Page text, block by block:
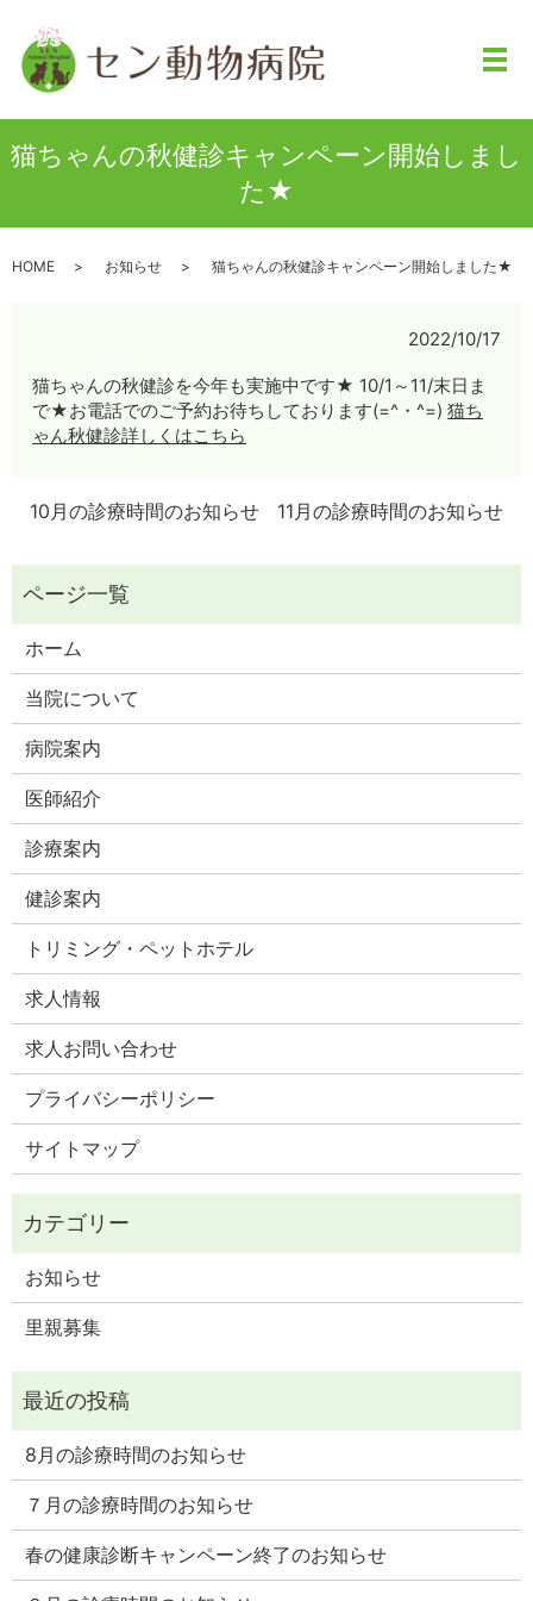
メ
猫ちゃんの秋健診キャンペーン開始しまし
た★
HOME お知らせ 猫ちゃんの秋健診キャンペーン開始しました★
2022/10/17
猫ちゃんの秋健診を今年も実施中です★ 10/1～11/末日ま
で★お電話でのご予約お待ちしております(=^・^=)猫ち
ゃん秋健診詳しくはこちら
10月の診療時間のお知らせ 11月の診療時間のお知らせ
ホーム
当院について
病院案内
医師紹介
診療案内
健診案内
トリミング・ペットホテル
求人情報
求人お問い合わせ
プライバシーポリシー
サイトマップ
お知らせ
里親募集
8月の診療時間のお知らせ
７月の診療時間のお知らせ
春の健康診断キャンペーン終了のお知らせ